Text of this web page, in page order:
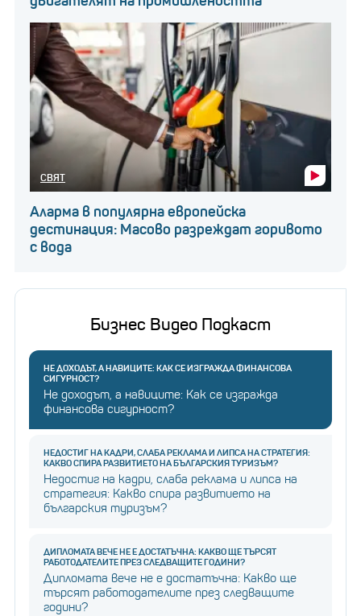
СВЯТ
Аларма в популярна европейска
дестинация: Масово разреждат горивото
с вода
Бизнес Видео Подкаст
НЕ ДОХОДЪТ, А НАВИЦИТЕ: КАК СЕ ИЗГРАЖДА ФИНАНСОВА
СИГУРНОСТ?
Не доходът, а навиците: Как се изгражда
финансова сигурност?
НЕДОСТИГ НА КАДРИ, СЛАБА РЕКЛАМА И ЛИПСА НА СТРАТЕГИЯ:
КАКВО СПИРА РАЗВИТИЕТО НА БЪЛГАРСКИЯ ТУРИЗЪМ?
Недостиг на кадри, слаба реклама и липса на
стратегия: Какво спира развитието на
българския туризъм?
ДИПЛОМАТА ВЕЧЕ НЕ Е ДОСТАТЪЧНА: КАКВО ЩЕ ТЪРСЯТ
РАБОТОДАТЕЛИТЕ ПРЕЗ СЛЕДВАЩИТЕ ГОДИНИ?
Дипломата вече не е достатъчна: Какво ще
търсят работодателите през следващите
години?